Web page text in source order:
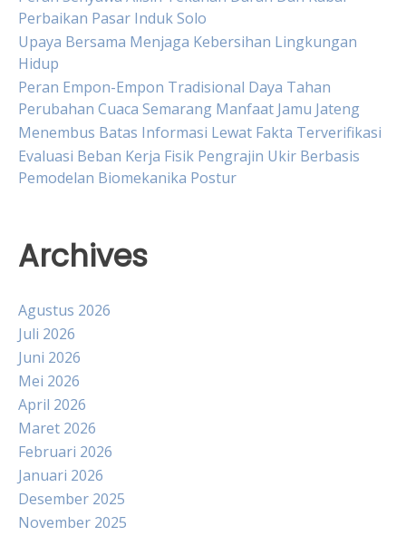
Perbaikan Pasar Induk Solo
Upaya Bersama Menjaga Kebersihan Lingkungan
Hidup
Peran Empon-Empon Tradisional Daya Tahan
Perubahan Cuaca Semarang Manfaat Jamu Jateng
Menembus Batas Informasi Lewat Fakta Terverifikasi
Evaluasi Beban Kerja Fisik Pengrajin Ukir Berbasis
Pemodelan Biomekanika Postur
Archives
Agustus 2026
Juli 2026
Juni 2026
Mei 2026
April 2026
Maret 2026
Februari 2026
Januari 2026
Desember 2025
November 2025